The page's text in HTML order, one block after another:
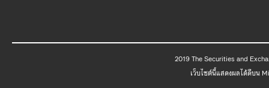
2019
เว็บไซต์นี้แสดงผลได้ดีบน